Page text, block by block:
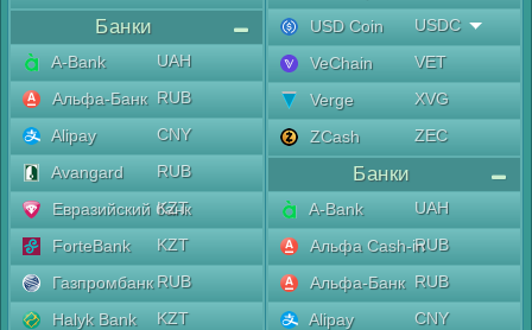
Банки
A-Bank
UAH
Альфа-Банк RUB
Alipay
CNY
Avangard
RUB
Евразийский банк
KZT
ForteBank
KZT
Газпромбанк RUB
Halyk Bank
KZT
USD Coin
USDC
VeChain
VET
Verge
XVG
ZCash
ZEC
Банки
A-Bank
UAH
Альфа Cash-inRUB
Альфа-Банк RUB
Alipay
CNY